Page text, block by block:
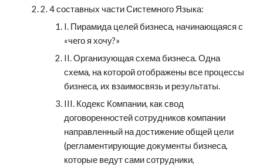
2. 4 составных части Системного Языка:
I. Пирамида целей бизнеса, начинающаяся с
«чего я хочу?»
II. Организующая схема бизнеса. Одна
схема, на которой отображены все процессы
бизнеса, их взаимосвязь и результаты.
III. Кодекс Компании, как свод
договоренностей сотрудников компании
направленный на достижение общей цели
(регламентирующие документы бизнеса,
которые ведут сами сотрудники,